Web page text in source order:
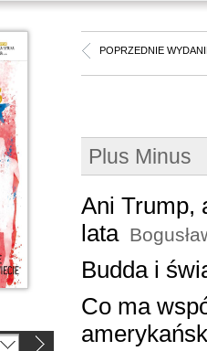
POPRZEDNIE
Plus Minus
Ani Trump,
lata
Budda i
Co ma